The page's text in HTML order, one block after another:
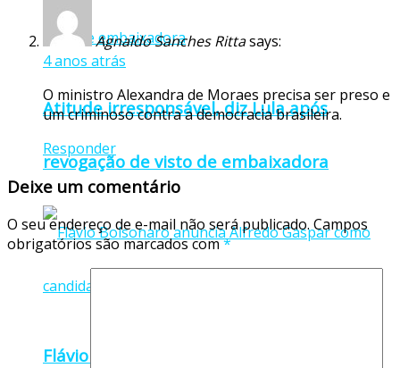
Atitude irresponsável, diz Lula após
revogação de visto de embaixadora
Flávio Bolsonaro anuncia Alfredo Gaspar
Agnaldo Sanches Rittasays:
4 anos atrás
O ministro Alexandra de Moraes precisa ser preso e
um criminoso contra a democracia brasileira.
Responder
Deixe um comentário
O seu endereço de e-mail não será publicado. Campos
obrigatórios são marcados com*